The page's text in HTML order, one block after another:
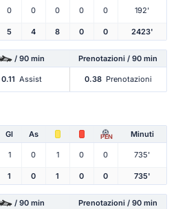
0 0 0 0 0 192'
5 4 8 0 0 2423'
/ 90 min Prenotazioni / 90 min
0.11 Assist 0.38 Prenotazioni
Gl As PEN Minuti
1 0 1 0 0 735'
1 0 1 0 0 735'
/ 90 min Prenotazioni / 90 min